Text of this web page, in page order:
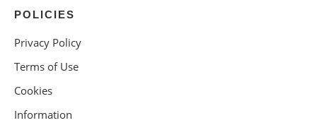
POLICIES
Privacy Policy
Terms of Use
Cookies
Information